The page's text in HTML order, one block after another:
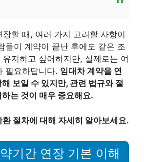
할 때, 여러 가지 고려할 사항이
들이 계약이 끝난 후에도 같은 조
지하고 싶어하지만, 실제로는 여
필요하답니다. 임대차 계약을 연
보일 수 있지만, 관련 법규와 절
는 것이 매우 중요해요.
절차에 대해 자세히 알아보세요.
기간 연장 기본 이해